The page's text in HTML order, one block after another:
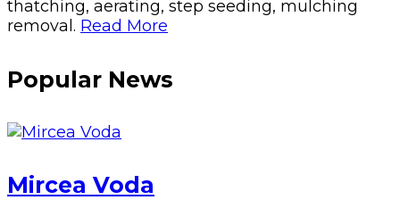
thatching, aerating, step seeding, mulching
removal. Read More
Popular News
Mircea Voda